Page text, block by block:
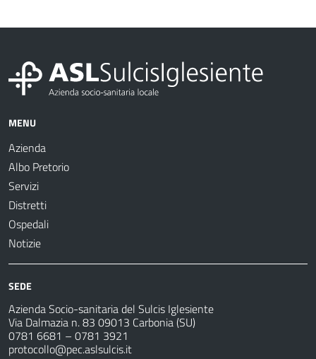
MENU
Azienda
Albo Pretorio
Servizi
Distretti
Ospedali
Notizie
SEDE
Azienda Socio-sanitaria del Sulcis Iglesiente
Via Dalmazia n. 83 09013 Carbonia (SU)
0781 6681 – 0781 3921
protocollo@pec.aslsulcis.it